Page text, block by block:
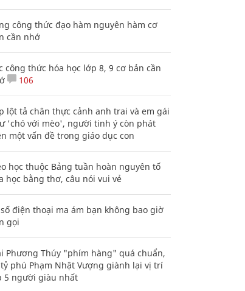
công thức đạo hàm nguyên hàm cơ
cần nhớ
công thức hóa học lớp 8, 9 cơ bản cần
106
lột tả chân thực cảnh anh trai và em gái
'chó với mèo', người tinh ý còn phát
một vấn đề trong giáo dục con
học thuộc Bảng tuần hoàn nguyên tố
học bằng thơ, câu nói vui vẻ
điện thoại ma ám bạn không bao giờ
gọi
Phương Thúy "phím hàng" quá chuẩn,
phú Phạm Nhật Vượng giành lại vị trí
5 người giàu nhất